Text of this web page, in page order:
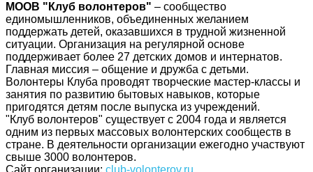
МООВ "Клуб волонтеров" – сообщество
единомышленников, объединенных желанием
поддержать детей, оказавшихся в трудной жизненной
ситуации. Организация на регулярной основе
поддерживает более 27 детских домов и интернатов.
Главная миссия – общение и дружба с детьми.
Волонтеры Клуба проводят творческие мастер-классы и
занятия по развитию бытовых навыков, которые
пригодятся детям после выпуска из учреждений.
"Клуб волонтеров" существует с 2004 года и является
одним из первых массовых волонтерских сообществ в
стране. В деятельности организации ежегодно участвуют
свыше 3000 волонтеров.